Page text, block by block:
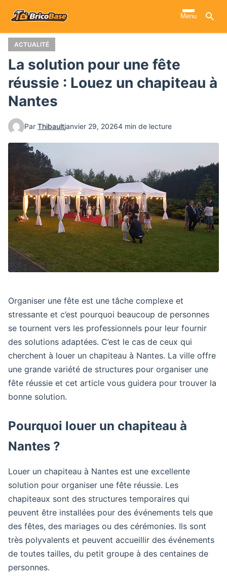
contenu
principal
Menu
ACTUALITÉ
La solution pour une fête
réussie : Louez un chapiteau à
Nantes
Par Thibaultjanvier 29, 20264 min de lecture
Organiser une fête est une tâche complexe et
stressante et c’est pourquoi beaucoup de personnes
se tournent vers les professionnels pour leur fournir
des solutions adaptées. C’est le cas de ceux qui
cherchent à louer un chapiteau à Nantes. La ville offre
une grande variété de structures pour organiser une
fête réussie et cet article vous guidera pour trouver la
bonne solution.
Pourquoi louer un chapiteau à
Nantes ?
Louer un chapiteau à Nantes est une excellente
solution pour organiser une fête réussie. Les
chapiteaux sont des structures temporaires qui
peuvent être installées pour des événements tels que
des fêtes, des mariages ou des cérémonies. Ils sont
très polyvalents et peuvent accueillir des événements
de toutes tailles, du petit groupe à des centaines de
personnes.